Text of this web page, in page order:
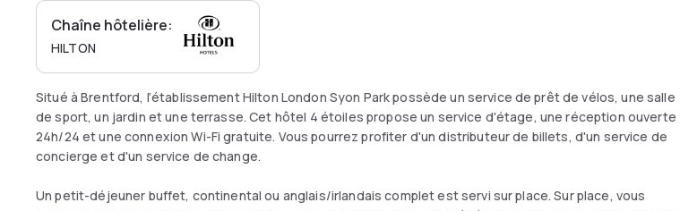
Chaîne hôtelière:
HILTON
Situé à Brentford, l’établissement Hilton London Syon Park possède un service de prêt de vélos, une salle
de sport, un jardin et une terrasse. Cet hôtel 4 étoiles propose un service d'étage, une réception ouverte
24h/24 et une connexion Wi-Fi gratuite. Vous pourrez profiter d'un distributeur de billets, d'un service de
concierge et d'un service de change.
Un petit-déjeuner buffet, continental ou anglais/irlandais complet est servi sur place. Sur place, vous